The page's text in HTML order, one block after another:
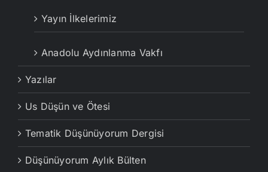
Yayın İlkelerimiz
Anadolu Aydınlanma Vakfı
Yazılar
Us Düşün ve Ötesi
Tematik Düşünüyorum Dergisi
Düşünüyorum Aylık Bülten